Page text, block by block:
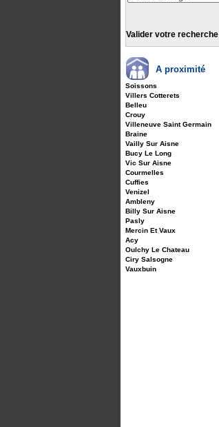
Valider votre recherche
A proximité
Soissons
Villers Cotterets
Belleu
Crouy
Villeneuve Saint Germain
Braine
Vailly Sur Aisne
Bucy Le Long
Vic Sur Aisne
Courmelles
Cuffies
Venizel
Ambleny
Billy Sur Aisne
Pasly
Mercin Et Vaux
Acy
Oulchy Le Chateau
Ciry Salsogne
Vauxbuin